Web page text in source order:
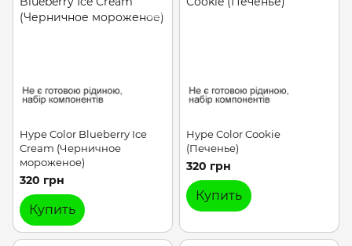
Hype Color Blueberry Ice
Cream (Черничное
мороженое)
320 грн
Купить
Hype Color Cookie
(Печенье)
320 грн
Купить